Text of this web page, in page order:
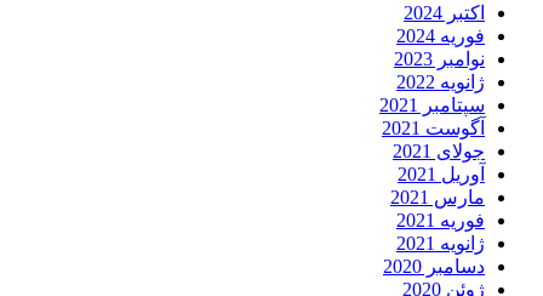
اکتبر 2024
فوریه 2024
نوامبر 2023
ژانویه 2022
سپتامبر 2021
آگوست 2021
جولای 2021
آوریل 2021
مارس 2021
فوریه 2021
ژانویه 2021
دسامبر 2020
ژوئن 2020